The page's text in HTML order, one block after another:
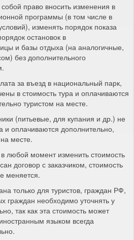
право вносить изменения в
программы (в том числе в
изменять порядок показа
остановок в
и базы отдыха (на аналогичные,
без дополнительного
за въезд в национальный парк,
в стоимость тура и оплачиваются
туристом на месте.
(питьевые, для купания и др.) не
и оплачиваются дополнительно,
месте.
любой момент изменить стоимость
договор с заказчиком, стоимость
меняется.
только для туристов, граждан РФ,
граждан необходимо уточнять у
так как эта стоимость может
языком всегда